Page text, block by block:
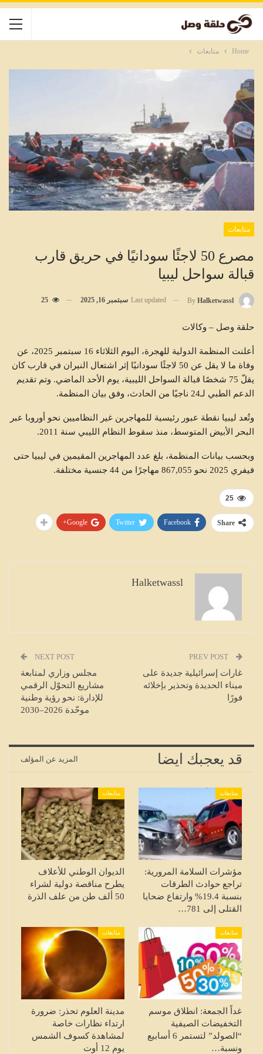
Home متابعات
متابعات
مصرع 50 لاجئًا سودانيًا في حريق قارب
قبالة سواحل ليبيا
By Halketwassl
Last updated سبتمبر 16, 2025 25
حلقة وصل – وكالات
أعلنت المنظمة الدولية للهجرة، اليوم الثلاثاء 16 سبتمبر 2025، عن
وفاة ما لا يقل عن 50 لاجئًا سودانيًا إثر اشتعال النيران في قارب كان
يقلّ 75 شخصًا قبالة السواحل الليبية، يوم الأحد الماضي. وتم تقديم
الدعم الطبي لـ24 ناجيًا من الحادث، وفق بيان المنظمة.
وتُعد ليبيا نقطة عبور رئيسية للمهاجرين غير النظاميين نحو أوروبا عبر
البحر الأبيض المتوسط، منذ سقوط النظام الليبي سنة 2011.
وبحسب بيانات المنظمة، بلغ عدد المهاجرين المقيمين في ليبيا حتى
فيفري 2025 نحو 867,055 مهاجرًا من 44 جنسية مختلفة.
25
Share
Facebook
Twitter
Google+
Halketwassl
غارات إسرائيلية جديدة على
ميناء الحديدة وتحذير بإخلائه
فورًا
NEXT POST
مجلس وزاري لمتابعة
مشاريع التحوّل الرقمي
للإدارة: نحو رؤية وطنية
موحّدة 2026–2030
قد يعجبك ايضا المزيد عن المؤلف
متابعات
مؤشرات السلامة المرورية:
تراجع حوادث الطرقات
بنسبة 19.4% وارتفاع ضحايا
القتلى إلى 781…
متابعات
الديوان الوطني للأعلاف
يطرح مناقصة دولية لشراء
50 ألف طن من علف الذرة
متابعات
غداً الجمعة: انطلاق موسم
التخفيضات الصيفية
“الصولد” لتستمر 6 أسابيع
ونسبة…
متابعات
مدينة العلوم تحذر: ضرورة
ارتداء نظارات خاصة
لمشاهدة كسوف الشمس
يوم 12 أوت